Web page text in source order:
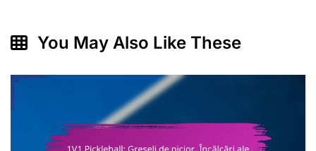
You May Also Like These